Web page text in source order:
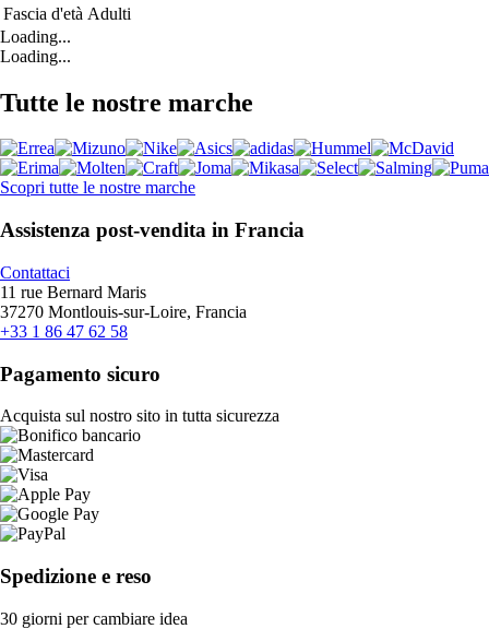
Fascia d'età Adulti
Loading...
Loading...
Tutte le nostre marche
Scopri tutte le nostre marche
Assistenza post-vendita in Francia
Contattaci
11 rue Bernard Maris
37270 Montlouis-sur-Loire, Francia
+33 1 86 47 62 58
Pagamento sicuro
Acquista sul nostro sito in tutta sicurezza
Spedizione e reso
30 giorni per cambiare idea